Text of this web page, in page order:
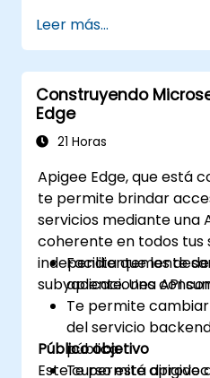
Apigee Edge.
Crear e
Cloud.
Monitorear y
Aprovechar las
aprendizaje
inteligentes.
Leer más...
Construyendo
Edge
21 Horas
Apigee Edge, que está
te permite brindar
servicios mediante una
coherente en todos tus
independientemente
subyacente. Una API
Facilita que los
aplicaciones
Te permite
del servicio
pública.
Te permite
Público objetivo
Este curso está dirigido